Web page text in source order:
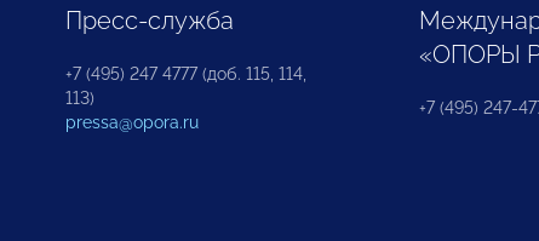
Пресс-служба
+7 (495) 247 4777 (доб. 115, 114,
113)
pressa@opora.ru
«ОПОРЫ
+7 (495) 247-